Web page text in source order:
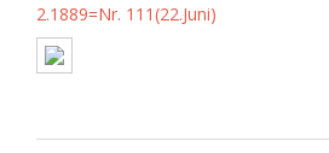
2.1889=Nr. 111(22.Juni)